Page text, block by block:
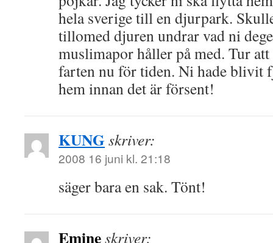
hela sverige till en djurpark.
tillomed djuren undrar vad ni
muslimapor håller på med. Tur
farten nu för tiden. Ni hade blivit
hem innan det är försent!
KUNGskriver:
2008 16 juni kl. 21:18
säger bara en sak. Tönt!
Emineskriver: